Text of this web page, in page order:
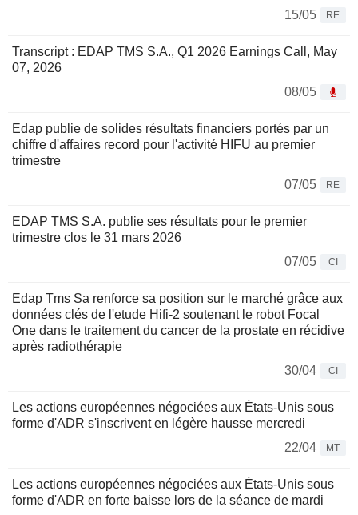
15/05
RE
Transcript : EDAP TMS S.A., Q1 2026 Earnings Call, May
07, 2026
08/05
Edap publie de solides résultats financiers portés par un
chiffre d'affaires record pour l'activité HIFU au premier
trimestre
07/05
RE
EDAP TMS S.A. publie ses résultats pour le premier
trimestre clos le 31 mars 2026
07/05
CI
Edap Tms Sa renforce sa position sur le marché grâce aux
données clés de l'etude Hifi-2 soutenant le robot Focal
One dans le traitement du cancer de la prostate en récidive
après radiothérapie
30/04
CI
Les actions européennes négociées aux États-Unis sous
forme d'ADR s'inscrivent en légère hausse mercredi
22/04
MT
Les actions européennes négociées aux États-Unis sous
forme d'ADR en forte baisse lors de la séance de mardi